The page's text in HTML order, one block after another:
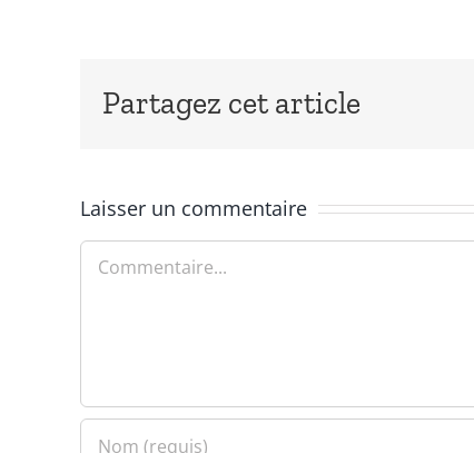
Partagez cet article
Laisser un commentaire
Commentaire